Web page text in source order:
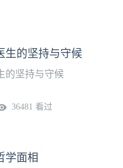
的坚持与守候
坚持与守候
36481 看过
学面相